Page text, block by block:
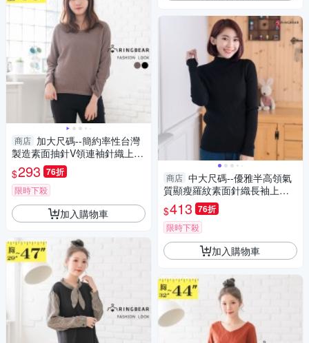
商店 加大尺碼--簡約率性台灣
製造素面抽針V領連袖針織上衣
(黑.可可M-5L)-X226眼圈熊中
大尺碼
$293 76折
限時下殺
加入購物車
商店 中大尺碼--優雅半高領氣
質顯瘦羅紋素面針織長袖上衣
(白.黑.紅XL-2L)-X306眼圈熊中
大尺碼
$413 76折
限時下殺
加入購物車